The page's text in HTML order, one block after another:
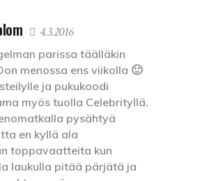
4.3.2016
parissa täälläkin
menossa ens viikolla 🙂
ja pukukoodi
myös tuolla Celebrityllä.
pysähtyä
en kyllä ala
toppavaatteita kun
laukulla pitää pärjätä ja